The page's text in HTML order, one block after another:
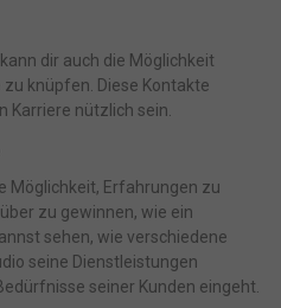
dir auch die Möglichkeit
knüpfen. Diese Kontakte
Karriere nützlich sein.
Möglichkeit, Erfahrungen zu
zu gewinnen, wie ein
sehen, wie verschiedene
seine Dienstleistungen
seiner Kunden eingeht.